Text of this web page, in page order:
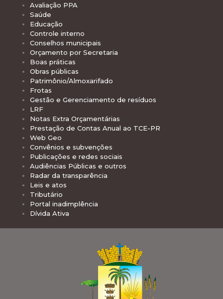
Avaliação PPA
Saúde
Educação
Controle interno
Conselhos municipais
Orçamento por Secretaria
Boas práticas
Obras públicas
Patrimônio/Almoxarifado
Frotas
Gestão e Gerenciamento de resíduos
LRF
Notas Extra Orçamentárias
Prestação de Contas Anual ao TCE-PR
Web Geo
Convênios e subvenções
Publicações e redes sociais
Audiências Públicas e outros
Radar da transparência
Leis e atos
Tributário
Portal inadimplência
Dívida Ativa